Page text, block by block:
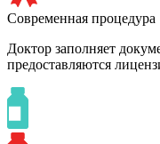
Современная процедура
Доктор заполняет
предоставляются